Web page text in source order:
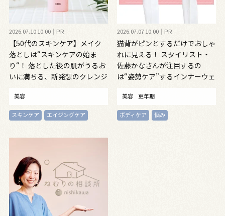
2026.07.10 10:00 PR
【50代のスキンケア】メイク
落としは“スキンケアの始ま
り“！ 落とした後の肌がうるお
いに満ちる、新発想のクレンジ
美容
スキンケア エイジングケア
2026.07.07 10:00 PR
猫背がピンとするだけでおしゃ
れに見える！ スタイリスト・
佐藤かなさんが注目するの
は“姿勢ケア”するインナーウェ
美容 更年期
ボディケア 悩み